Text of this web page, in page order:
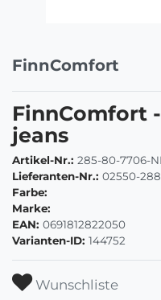
FinnComfort
FinnComfort
jeans
Artikel-Nr.: 285-80-7706-
Lieferanten-Nr.: 02550-
Farbe:
Marke:
EAN: 0691812822050
Varianten-ID: 144752
Wunschliste